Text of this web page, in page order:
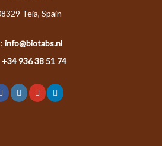
Teia, Spain
info@biotabs.nl
+34 936 38 51 74